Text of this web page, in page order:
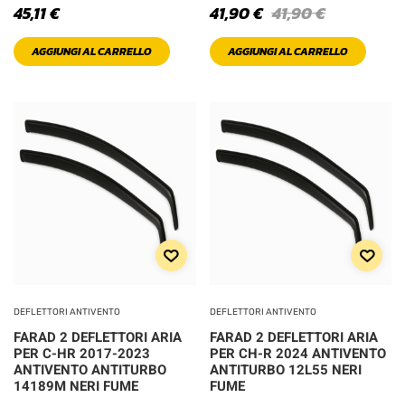
XXL
45,11€
AGGIUNGI AL CARRELLO
41,90€
41,90€
AGGIUNGI AL CARRELLO
DEFLETTORI ANTIVENTO
FARAD 2 DEFLETTORI ARIA
PER C-HR 2017-2023
ANTIVENTO ANTITURBO
14189M NERI FUME
DEFLETTORI ANTIVENTO
FARAD 2 DEFLETTORI ARIA
PER CH-R 2024 ANTIVENTO
ANTITURBO 12L55 NERI
FUME